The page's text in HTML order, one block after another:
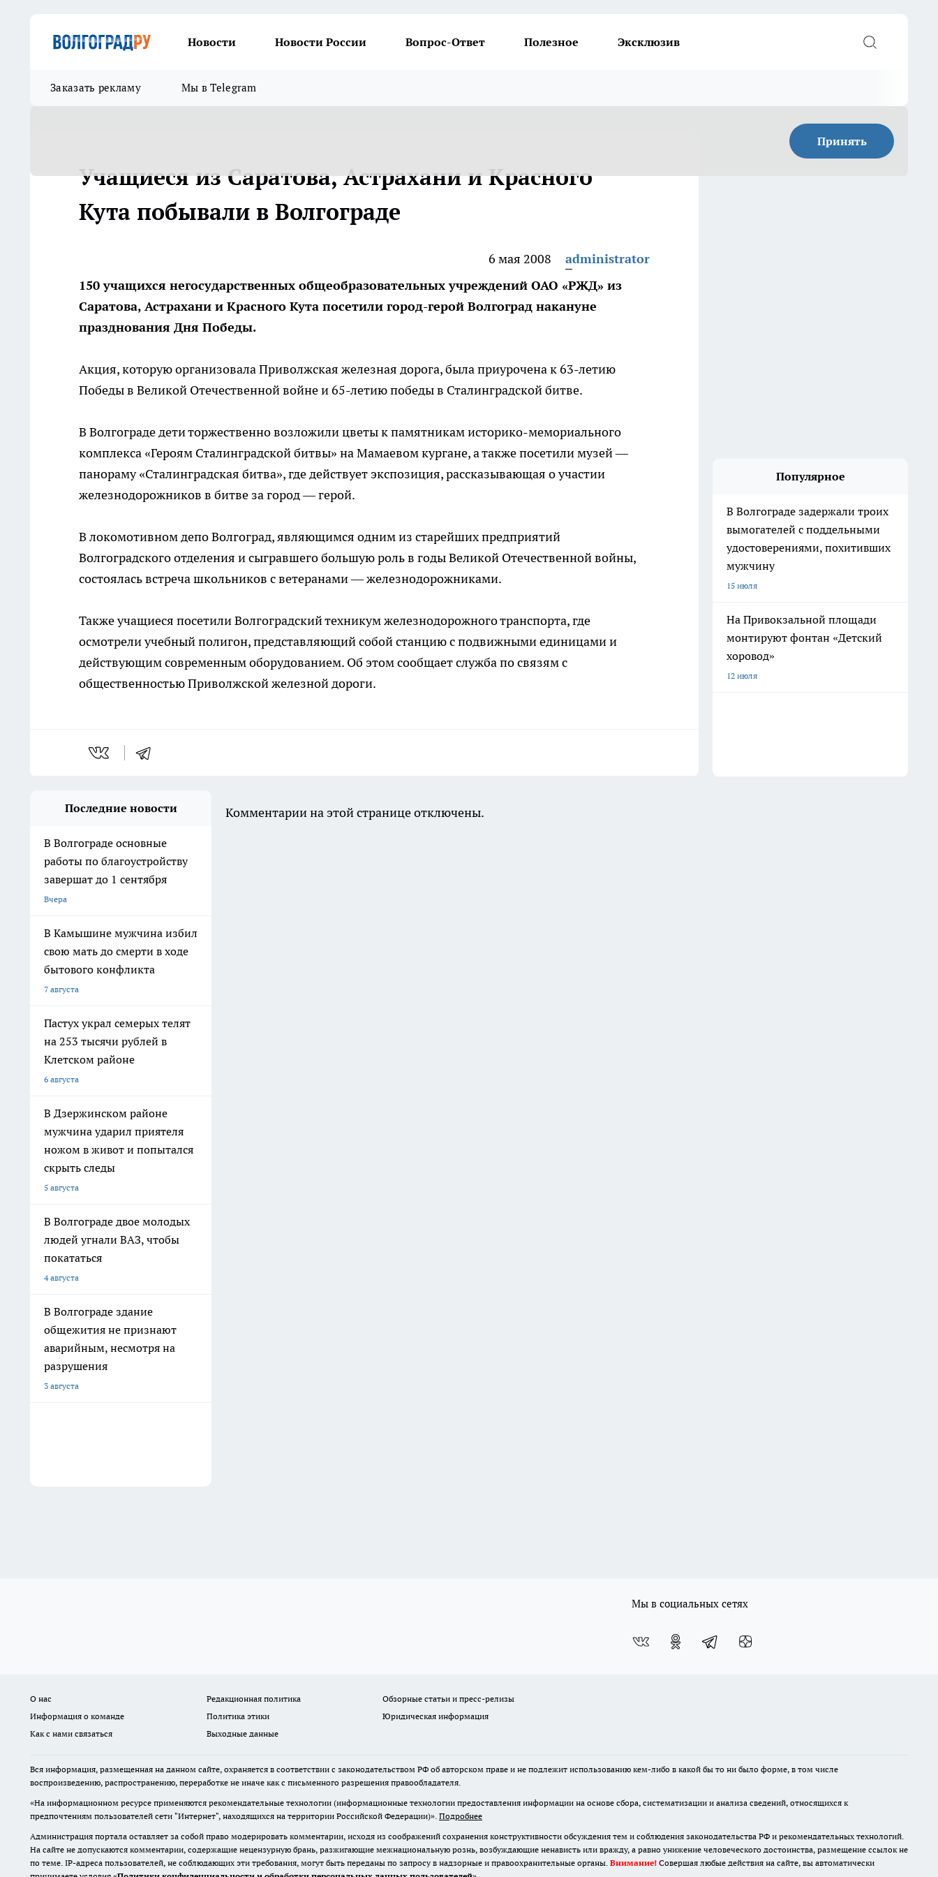
Новости Новости России Вопрос-Ответ Полезное Эксклюзив
Заказать рекламу Мы в Telegram
Принять
Учащиеся из Саратова, Астрахани и Красного
Кута побывали в Волгограде
6 мая 2008
administrator
150 учащихся негосударственных общеобразовательных учреждений ОАО «РЖД» из
Саратова, Астрахани и Красного Кута посетили город-герой Волгоград накануне
празднования Дня Победы.
Акция, которую организовала Приволжская железная дорога, была приурочена к 63-летию
Победы в Великой Отечественной войне и 65-летию победы в Сталинградской битве.
В Волгограде дети торжественно возложили цветы к памятникам историко-мемориального
комплекса «Героям Сталинградской битвы» на Мамаевом кургане, а также посетили музей —
панораму «Сталинградская битва», где действует экспозиция, рассказывающая о участии
железнодорожников в битве за город — герой.
В локомотивном депо Волгоград, являющимся одним из старейших предприятий
Волгоградского отделения и сыгравшего большую роль в годы Великой Отечественной войны,
состоялась встреча школьников с ветеранами — железнодорожниками.
Также учащиеся посетили Волгоградский техникум железнодорожного транспорта, где
осмотрели учебный полигон, представляющий собой станцию с подвижными единицами и
действующим современным оборудованием. Об этом сообщает служба по связям с
общественностью Приволжской железной дороги.
Популярное
В Волгограде задержали троих
вымогателей с поддельными
удостоверениями, похитивших
мужчину
15 июля
На Привокзальной площади
монтируют фонтан «Детский
хоровод»
12 июля
Последние новости
В Волгограде основные
работы по благоустройству
завершат до 1 сентября
Вчера
В Камышине мужчина избил
свою мать до смерти в ходе
бытового конфликта
7 августа
Пастух украл семерых телят
на 253 тысячи рублей в
Клетском районе
6 августа
В Дзержинском районе
мужчина ударил приятеля
ножом в живот и попытался
скрыть следы
5 августа
В Волгограде двое молодых
людей угнали ВАЗ, чтобы
покататься
4 августа
В Волгограде здание
общежития не признают
аварийным, несмотря на
разрушения
3 августа
Комментарии на этой странице отключены.
Мы в социальных сетях
О нас Редакционная политика
Обзорные статьи и пресс-релизы
Информация о команде
Политика этики
Юридическая информация
Как с нами связаться
Выходные данные
Вся информация, размещенная на данном сайте, охраняется в соответствии с законодательством РФ об авторском праве и не подлежит использованию кем-либо в какой бы то ни было форме, в том числе
воспроизведению, распространению, переработке не иначе как с письменного разрешения правообладателя.
«На информационном ресурсе применяются рекомендательные технологии (информационные технологии предоставления информации на основе сбора, систематизации и анализа сведений, относящихся к
предпочтениям пользователей сети "Интернет", находящихся на территории Российской Федерации)». Подробнее
Администрация портала оставляет за собой право модерировать комментарии, исходя из соображений сохранения конструктивности обсуждения тем и соблюдения законодательства РФ и рекомендательных технологий.
На сайте не допускаются комментарии, содержащие нецензурную брань, разжигающие межнациональную рознь, возбуждающие ненависть или вражду, а равно унижение человеческого достоинства, размещение ссылок не
по теме. IP-адреса пользователей, не соблюдающих эти требования, могут быть переданы по запросу в надзорные и правоохранительные органы. Внимание! Совершая любые действия на сайте, вы автоматически